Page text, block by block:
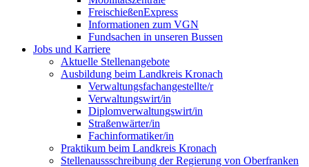
FreischießenExpress
Informationen zum VGN
Fundsachen in unseren Bussen
Jobs und Karriere
Aktuelle Stellenangebote
Ausbildung beim Landkreis Kronach
Verwaltungsfachangestellte/r
Verwaltungswirt/in
Diplomverwaltungswirt/in
Straßenwärter/in
Fachinformatiker/in
Praktikum beim Landkreis Kronach
Stellenaussschreibung der Regierung von Oberfranken